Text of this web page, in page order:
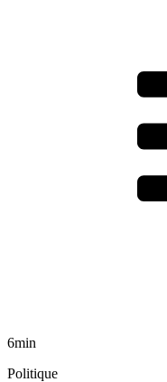
6min
Politique